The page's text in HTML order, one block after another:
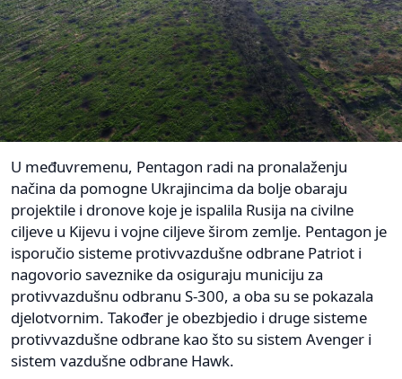
U međuvremenu, Pentagon radi na pronalaženju
načina da pomogne Ukrajincima da bolje obaraju
projektile i dronove koje je ispalila Rusija na civilne
ciljeve u Kijevu i vojne ciljeve širom zemlje. Pentagon je
isporučio sisteme protivvazdušne odbrane Patriot i
nagovorio saveznike da osiguraju municiju za
protivvazdušnu odbranu S-300, a oba su se pokazala
djelotvornim. Također je obezbjedio i druge sisteme
protivvazdušne odbrane kao što su sistem Avenger i
sistem vazdušne odbrane Hawk.